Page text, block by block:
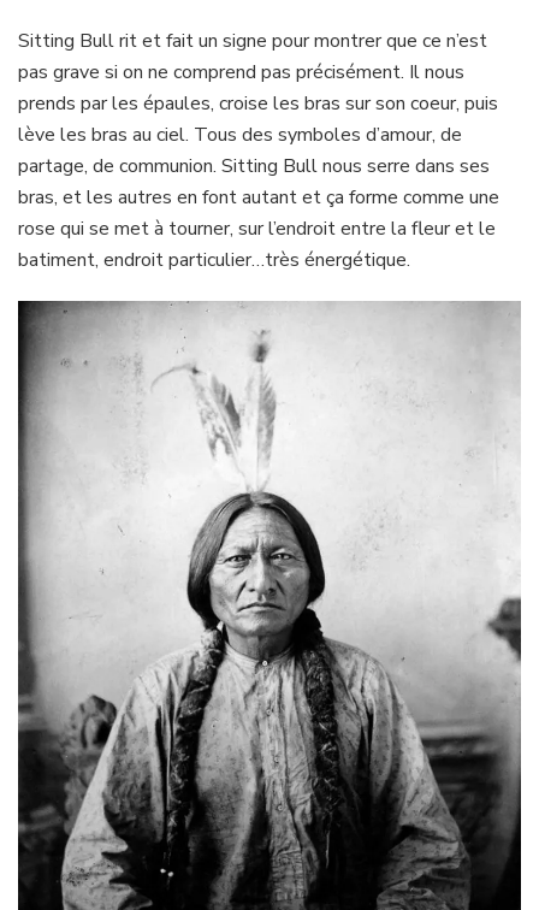
Sitting Bull rit et fait un signe pour montrer que ce n’est
pas grave si on ne comprend pas précisément. Il nous
prends par les épaules, croise les bras sur son coeur, puis
lève les bras au ciel. Tous des symboles d’amour, de
partage, de communion. Sitting Bull nous serre dans ses
bras, et les autres en font autant et ça forme comme une
rose qui se met à tourner, sur l’endroit entre la fleur et le
batiment, endroit particulier…très énergétique.